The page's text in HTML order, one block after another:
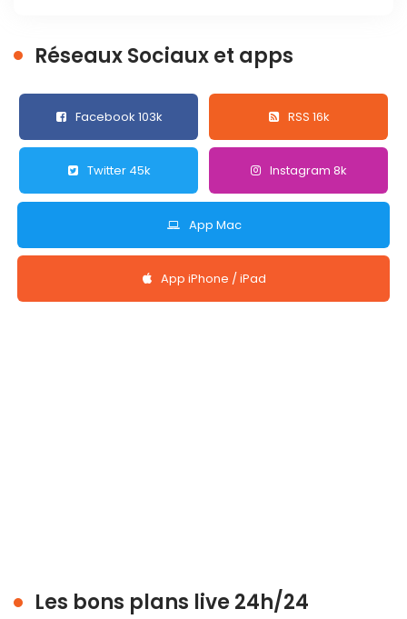
Réseaux Sociaux et apps
Facebook 103k RSS 16k
Twitter 45k Instagram 8k
App Mac
App iPhone / iPad
Les bons plans live 24h/24